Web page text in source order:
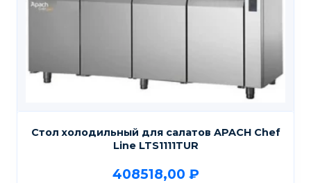
Стол холодильный для салатов APACH Chef
Line LTS1111TUR
408518,00 ₽